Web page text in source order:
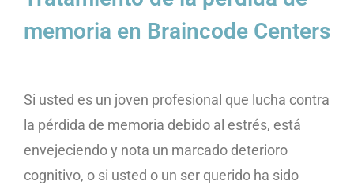
memoria en Braincode Centers
Si usted es un joven profesional que lucha contra
la pérdida de memoria debido al estrés, está
envejeciendo y nota un marcado deterioro
cognitivo, o si usted o un ser querido ha sido